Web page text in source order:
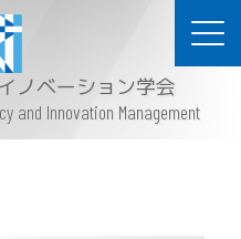
ノベーション学会
and Innovation Management